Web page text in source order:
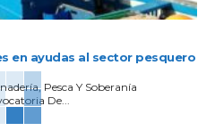
en ayudas al sector pesquero
Pesca Y Soberanía
De...